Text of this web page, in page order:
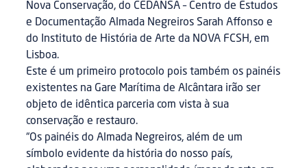
Nova Conservação, do CEDANSA – Centro de Estudos
e Documentação Almada Negreiros Sarah Affonso e
do Instituto de História de Arte da NOVA FCSH, em
Lisboa.
Este é um primeiro protocolo pois também os painéis
existentes na Gare Marítima de Alcântara irão ser
objeto de idêntica parceria com vista à sua
conservação e restauro.
“Os painéis do Almada Negreiros, além de um
símbolo evidente da história do nosso país,